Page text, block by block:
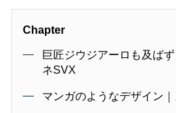
Chapter
巨匠ジウジアーロも及ば
ネSVX
マンガのようなデザイン